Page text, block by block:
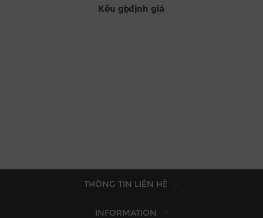
Kêu gọi định giá
THÔNG TIN LIÊN HỆ
INFORMATION